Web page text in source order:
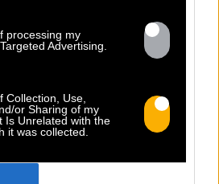
processing my
Advertising.
Collection, Use,
or Sharing of my
Is Unrelated with the
it was collected.
13.07
NOUVEAU CLIP !